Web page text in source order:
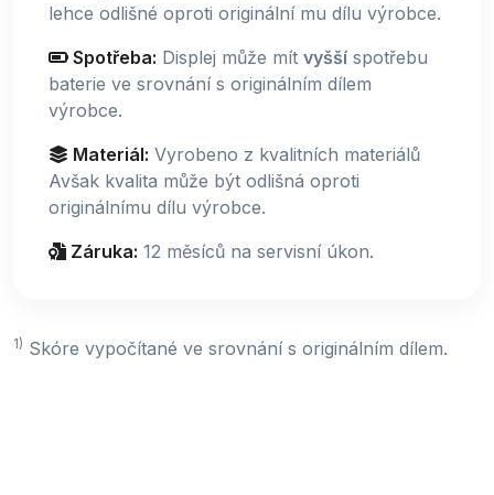
lehce odlišné oproti originální mu dílu výrobce.
Spotřeba: Displej může mít vyšší spotřebu
baterie ve srovnání s originálním dílem
výrobce.
Materiál: Vyrobeno z kvalitních materiálů
Avšak kvalita může být odlišná oproti
originálnímu dílu výrobce.
Záruka: 12 měsíců na servisní úkon.
1) Skóre vypočítané ve srovnání s originálním dílem.